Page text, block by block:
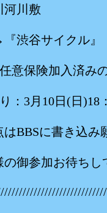
川敷
渋谷サイクル』
意保険加入済み
：3月10日(日)18
はBBSに書き込み
の御参加お待ちし